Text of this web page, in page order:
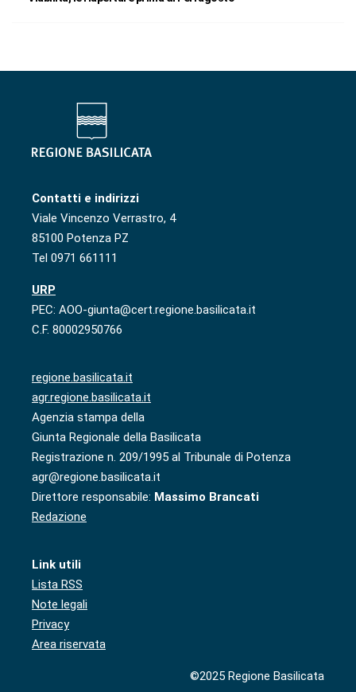
Contatti e indirizzi
Viale Vincenzo Verrastro, 4
85100 Potenza PZ
Tel 0971 661111
URP
PEC: AOO-giunta@cert.regione.basilicata.it
C.F. 80002950766
regione.basilicata.it
agr.regione.basilicata.it
Agenzia stampa della
Giunta Regionale della Basilicata
Registrazione n. 209/1995 al Tribunale di Potenza
agr@regione.basilicata.it
Direttore responsabile: Massimo Brancati
Redazione
Link utili
Lista RSS
Note legali
Privacy
Area riservata
©2025 Regione Basilicata